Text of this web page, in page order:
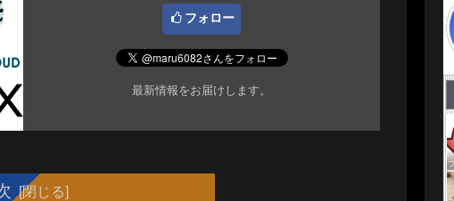
フォロー
最新情報をお届けします。